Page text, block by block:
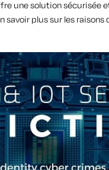
une solution sécurisée
savoir plus sur les